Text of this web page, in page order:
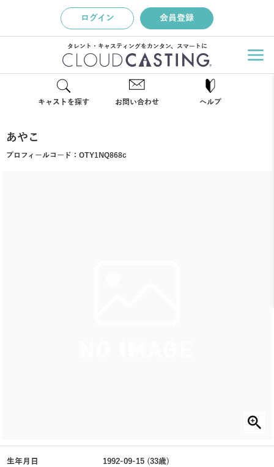
ログイン 会員登録
タレント・キャスティングをカンタン、スマートに
キャストを探す お問い合わせ ヘルプ
あやこ
プロフィールコード： OTY1NQ868c
生年月日
1992-09-15 (33歳)